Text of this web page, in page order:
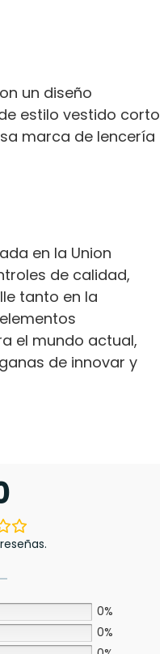
un diseño
estilo vestido corto
marca de lencería
en la Union
de calidad,
tanto en la
el mundo actual,
de innovar y
0%
0%